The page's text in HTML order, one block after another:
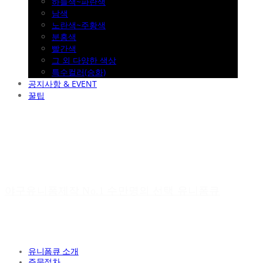
남색
노란색~주황색
분홍색
빨간색
그 외 다양한 색상
특수컬러(승화)
공지사항 & EVENT
꿀팁
유니폼큐 소개